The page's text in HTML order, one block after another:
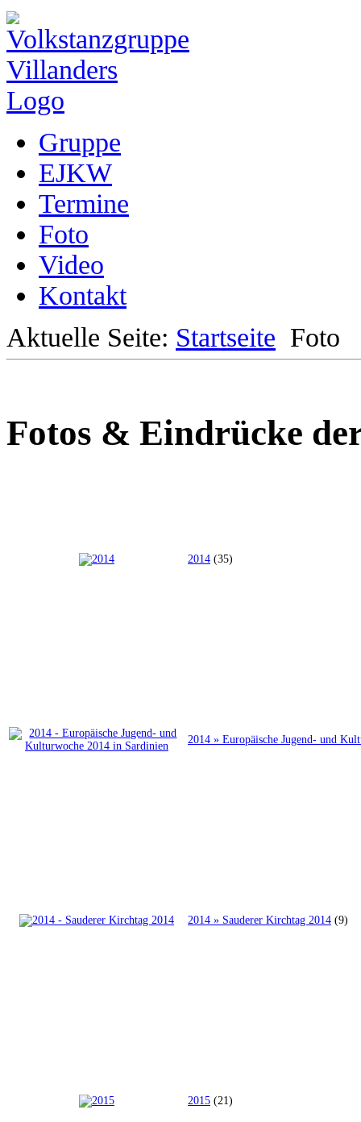
Gruppe
EJKW
Termine
Foto
Video
Kontakt
Aktuelle Seite: Startseite Foto
Fotos & Eindrücke
2014 (35)
2014 » Europäische Jugend- und
2014 » Sauderer Kirchtag 2014 (9)
2015 (21)